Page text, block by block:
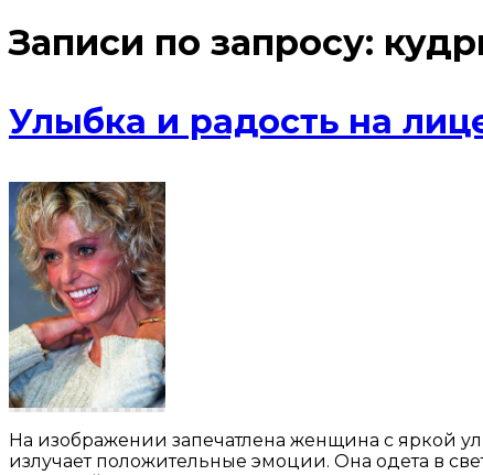
Записи по запросу:
Улыбка и радость на
На изображении запечатлена женщина с яркой
излучает положительные эмоции. Она одета в